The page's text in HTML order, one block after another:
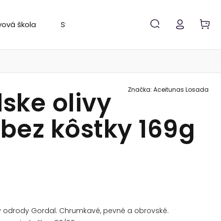
škola Svetový rebríček Značky
olivy
kôstky 169g
odrody Gordal. Chrumkavé, pevné a obrovské.
Značka: Aceitunas Losada